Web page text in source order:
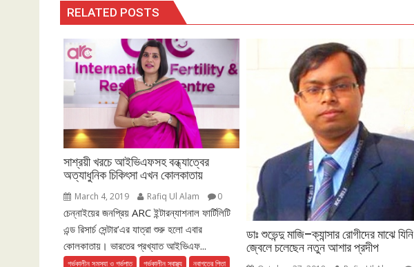
RELATED POSTS
সাশ্রয়ী খরচে আইভিএফসহ বন্ধ্যাত্বের
অত্যাধুনিক চিকিৎসা এখন কোলকাতায়
March 4, 2019 Rafiq Ul Alam 0
চেন্নাইয়ের জনপ্রিয় ARC ইন্টারন্যাশনাল ফার্টিলিটি
এন্ড রিসার্চ সেন্টার’এর যাত্রা শুরু হলো এবার
কোলকাতায়। ভারতের প্রখ্যাত আইভিএফ...
গর্ভকালীন সমস্যা ও গর্ভপাত গর্ভকালীন স্বাস্থ্য নবাগতের পিতা
ডাঃ শুভেন্দু মাজি–ক্যান্সার রোগীদের মাঝে যিনি
জ্বেলে চলেছেন নতুন আশার প্রদীপ